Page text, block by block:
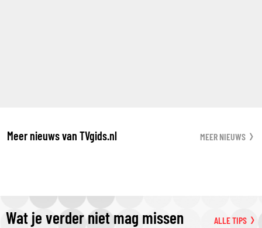
Meer nieuws van TVgids.nl MEER NIEUWS
Wat je verder niet mag missen ALLE TIPS